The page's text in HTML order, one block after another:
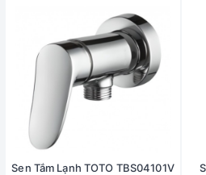
Sen Tắm Lạnh TOTO TBS04101V